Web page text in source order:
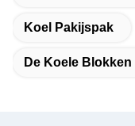
Koel Pakijspak
De Koele